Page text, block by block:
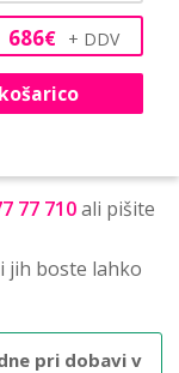
686€
77 710ali pišite
jih boste lahko
pri dobavi v